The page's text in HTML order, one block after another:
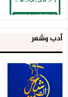
أدب وشعر